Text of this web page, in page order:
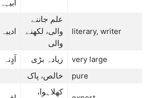
ابیہہ
ادیبہ
علم جاننے
والی، لکھنے
والی
literary, writer
آدٍنہ زیادہ بڑی
very large
خالص، پاک pure
کھلاہوا،